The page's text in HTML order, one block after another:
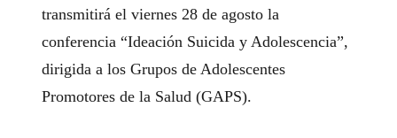
transmitirá el viernes 28 de agosto la
conferencia “Ideación Suicida y Adolescencia”,
dirigida a los Grupos de Adolescentes
Promotores de la Salud (GAPS).